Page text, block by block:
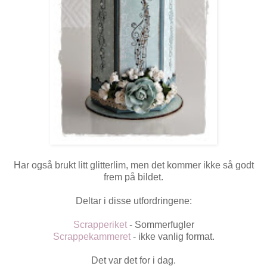
Har også brukt litt glitterlim, men det kommer ikke så godt
frem på bildet.
Deltar i disse utfordringene:
Scrapperiket - Sommerfugler
Scrappekammeret - ikke vanlig format.
Det var det for i dag.